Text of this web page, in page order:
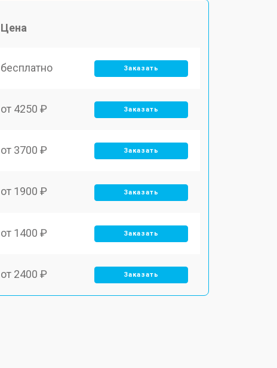
Цена
бесплатно Заказать
от 4250 ₽ Заказать
от 3700 ₽ Заказать
от 1900 ₽ Заказать
от 1400 ₽ Заказать
от 2400 ₽ Заказать